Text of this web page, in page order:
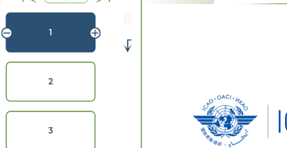
1
2
3